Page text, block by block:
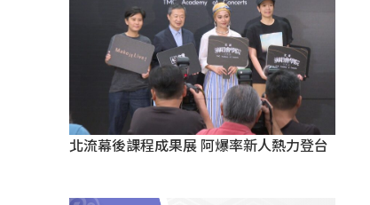
北流幕後課程成果展 阿爆率新人熱力登台